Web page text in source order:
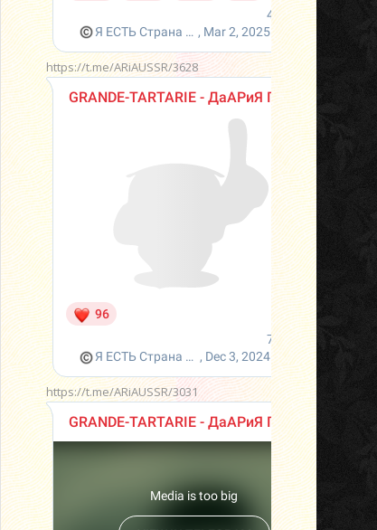
https://t.me/ARiAUSSR/3628
https://t.me/ARiAUSSR/3031